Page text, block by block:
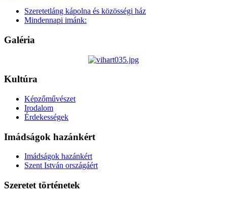
Szeretetláng kápolna és közösségi ház
Mindennapi imánk:
Galéria
Kultúra
Képzőművészet
Irodalom
Érdekességek
Imádságok hazánkért
Imádságok hazánkért
Szent István országáért
Szeretet történetek